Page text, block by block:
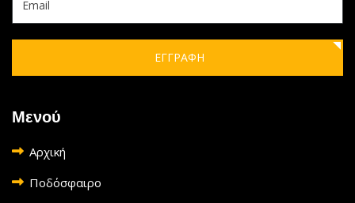
ΕΓΓΡΑΦΗ
Μενού
Αρχική
Ποδόσφαιρο